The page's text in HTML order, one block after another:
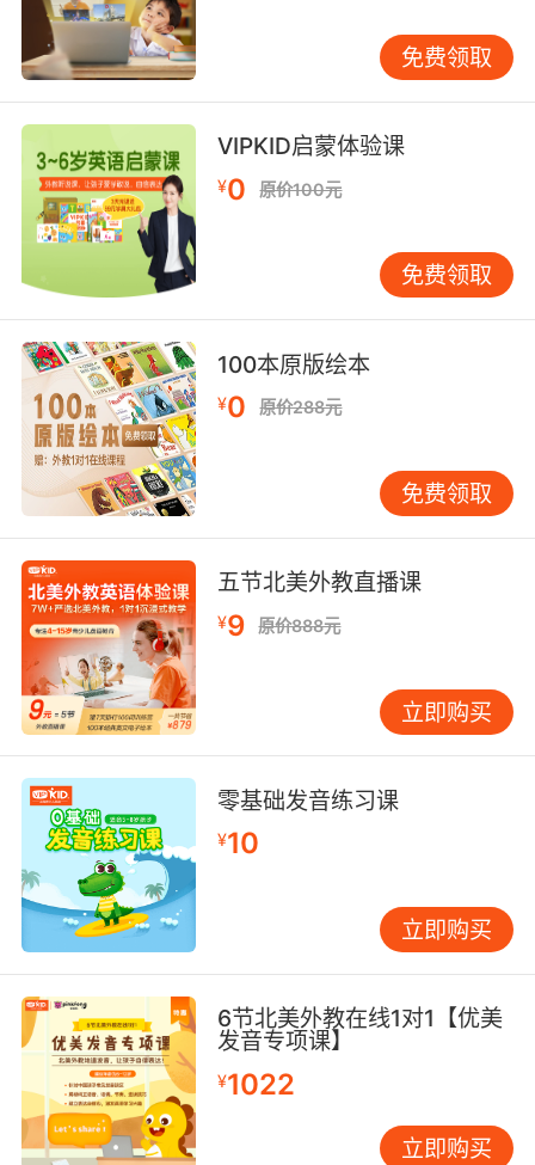
6. And because you're incapable of
unconditional love.
因为你无法给予无条件的爱
7. incapable of doing. I made a decision.
Because I did what they apparently are
8. I'm not accusing you of doing something
you're incapable of doing.
我不是在怀疑你 做你不可能做到的事
9. what I am capable of, or more accurately,
incapable of.
我能做到什么 更准确的是 我不能做到什么
10. I'm incapable of thinking of you that way.
我可没办法把你往恋人方面想
免费领取
VIPKID启蒙体验课
¥0 原价100元
免费领取
100本原版绘本
¥0 原价288元
免费领取
五节北美外教直播课
¥9 原价888元
立即购买
零基础发音练习课
¥10
立即购买
6节北美外教在线1对1【优美
发音专项课】
¥1022
立即购买